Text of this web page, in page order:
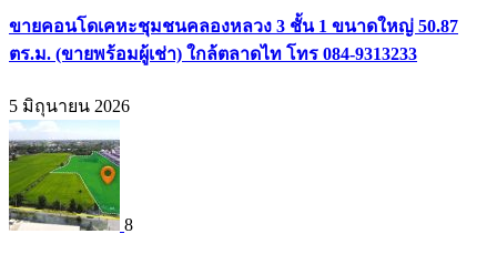
ขายคอนโดเคหะชุมชนคลองหลวง 3 ชั้น 1 ขนาดใหญ่ 50.87
ตร.ม. (ขายพร้อมผู้เช่า) ใกล้ตลาดไท โทร 084-9313233
5 มิถุนายน 2026
8